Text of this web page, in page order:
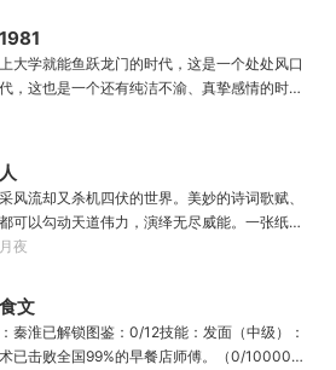
大学就能鱼跃龙门的时代，这是一个处处风口
，这也是一个还有纯洁不渝、真挚感情的时
野刚刚来到这个时代，却被劝着放弃高考进厂
考不上？那岂不是辜负了那么多年体育老师的
风流却又杀机四伏的世界。美妙的诗词歌赋、
可以勾动天道伟力，演绎无尽威能。一张纸可
一滴墨可将三千里海域化为永夜。林苏进入这
摸的天花板，敢与诸子百家圣人争道。精智
演绎兵法三十六计，弹指间可换一国之君。不
种，知他者，言他为真性情。
夜
文
：秦淮已解锁图鉴：0/12技能：发面（中级）：
已击败全国99%的早餐店师傅。（0/10000）